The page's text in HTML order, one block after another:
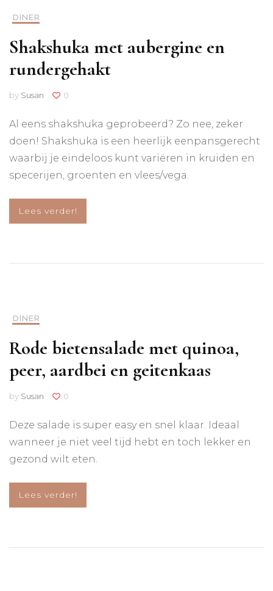
DINER
Shakshuka met aubergine en
rundergehakt
by Susan 0
Al eens shakshuka geprobeerd? Zo nee, zeker
doen! Shakshuka is een heerlijk eenpansgerecht
waarbij je eindeloos kunt variëren in kruiden en
specerijen, groenten en vlees/vega.
Lees verder!
DINER
Rode bietensalade met quinoa,
peer, aardbei en geitenkaas
by Susan 0
Deze salade is super easy en snel klaar. Ideaal
wanneer je niet veel tijd hebt en toch lekker en
gezond wilt eten.
Lees verder!